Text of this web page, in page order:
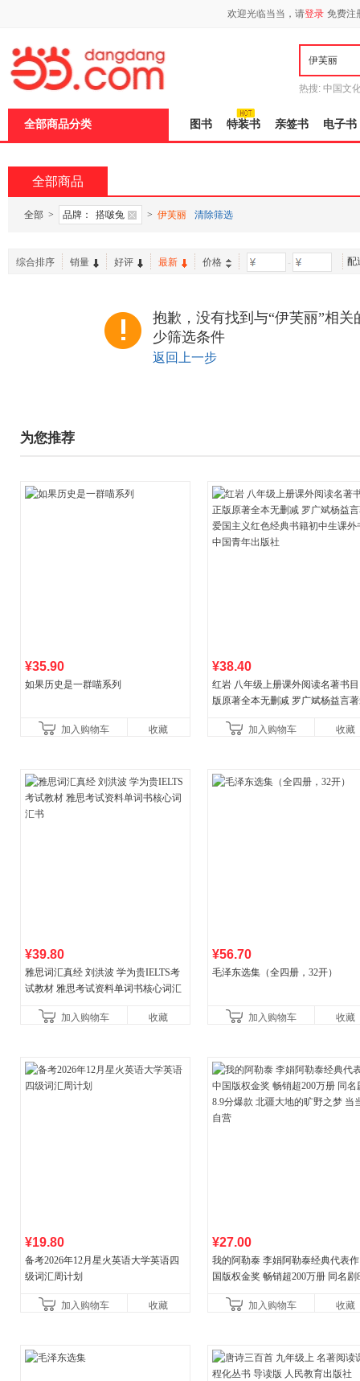
欢迎光临当当，请登录 免费注
热搜: 中国文
全部商品分类 图书 特装书 亲签书 电子书
全部商品
全部 > 品牌： 搭啵兔 > 伊芙丽 清除筛选
综合排序 销量 好评 最新 价格 - 配
抱歉，没有找到与“伊芙丽”相
少筛选条件
返回上一步
为您推荐
¥35.90
如果历史是一群喵系列
加入购物车 收藏
¥38.40
红岩 八年级上册课外阅读名著书
版原著全本无删减 罗广斌杨益言
国青年出版社加入购物车 收藏
¥39.80
雅思词汇真经 刘洪波 学为贵IELTS考
试教材 雅思考试资料单词书核心词汇
加入购物车
收藏
¥56.70
毛泽东选集（全四册，32开）
加入购物车 收藏
¥19.80
备考2026年12月星火英语大学英语四
级词汇周计划
加入购物车 收藏
¥27.00
我的阿勒泰 李娟阿勒泰经典代表
国版权金奖 畅销超200万册 同名剧
加入购物车
收藏